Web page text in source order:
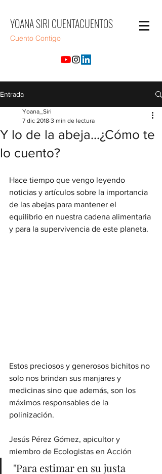
YOANA SIRI CUENTACUENTOS
Cuento Contigo
Entrada
Y lo de la abeja...¿Cómo te
lo cuento?
Yoana_Siri
7 dic 2018 3 min de lectura
Hace tiempo que vengo leyendo
noticias y artículos sobre la importancia
de las abejas para mantener el
equilibrio en nuestra cadena alimentaria
y para la supervivencia de este planeta.
Estos preciosos y generosos bichitos no
solo nos brindan sus manjares y
medicinas sino que además, son los
máximos responsables de la
polinización.
Jesús Pérez Gómez, apicultor y
miembro de Ecologistas en Acción